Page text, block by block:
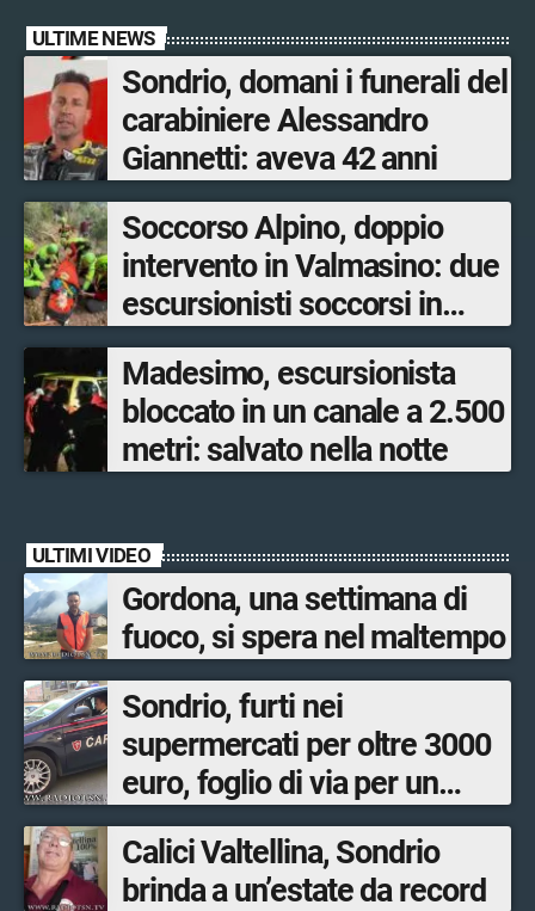
ULTIME NEWS
Sondrio, domani i funerali del
carabiniere Alessandro
Giannetti: aveva 42 anni
Soccorso Alpino, doppio
intervento in Valmasino: due
escursionisti soccorsi in
poche ore
Madesimo, escursionista
bloccato in un canale a 2.500
metri: salvato nella notte
ULTIMI VIDEO
Gordona, una settimana di
fuoco, si spera nel maltempo
Sondrio, furti nei
supermercati per oltre 3000
euro, foglio di via per un
ventinovenne
Calici Valtellina, Sondrio
brinda a un’estate da record